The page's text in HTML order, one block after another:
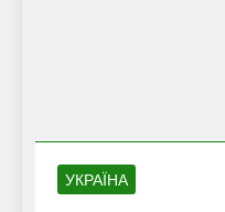
УКРАЇНА